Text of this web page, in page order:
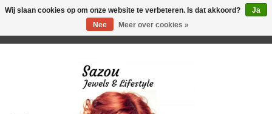
Wij slaan cookies op om onze website te verbeteren. Is dat akkoord?
Ja
Nee
Meer over cookies »